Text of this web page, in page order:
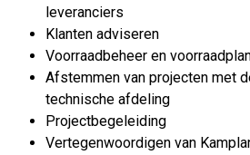
leveranciers
Klanten adviseren
Voorraadbeheer en
Afstemmen van projecten met
technische afdeling
Projectbegeleiding
Vertegenwoordigen van